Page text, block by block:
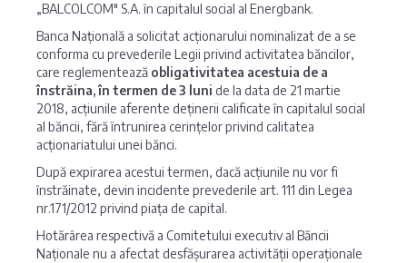
„BALCOLCOM" S.A. în capitalul social al Energbank.
Banca Națională a solicitat acționarului nominalizat de a se
conforma cu prevederile Legii privind activitatea băncilor,
care reglementează obligativitatea acestuia de a
înstrăina, în termen de 3 luni de la data de 21 martie
2018, acțiunile aferente deținerii calificate în capitalul social
al băncii, fără întrunirea cerințelor privind calitatea
acționariatului unei bănci.
După expirarea acestui termen, dacă acțiunile nu vor fi
înstrăinate, devin incidente prevederile art. 111 din Legea
nr.171/2012 privind piața de capital.
Hotărârea respectivă a Comitetului executiv al Băncii
Naționale nu a afectat desfășurarea activității operaționale